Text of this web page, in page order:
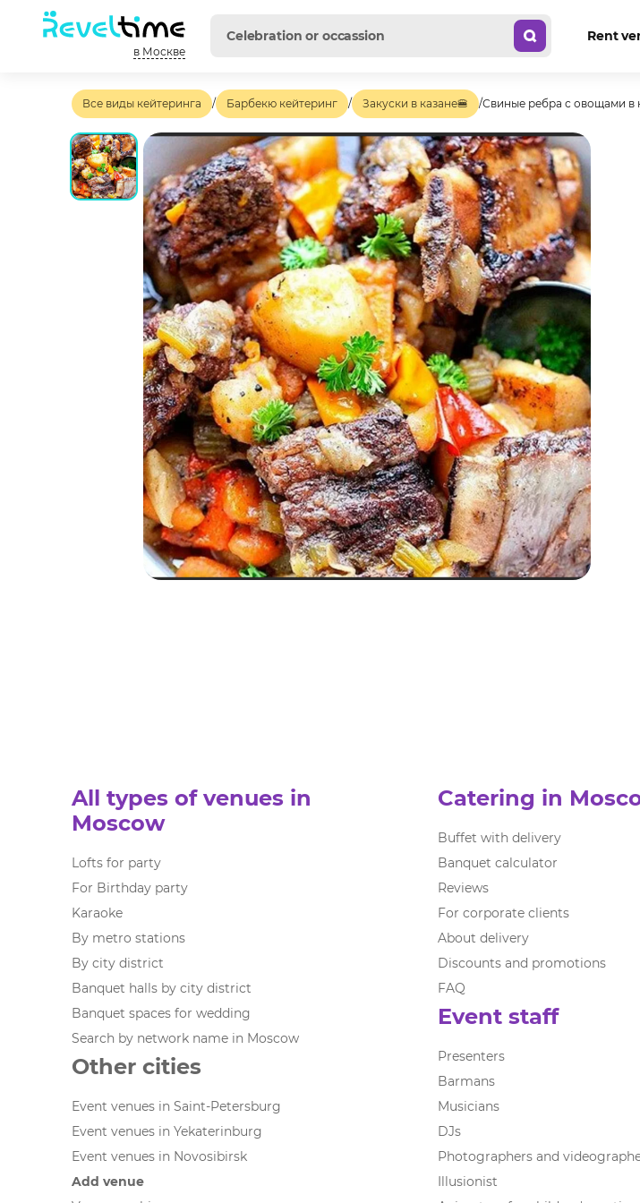
в Москве
Rent
Все виды кейтеринга / Барбекю кейтеринг / Закуски в казане🍔 /Свиные ребра с овощами в
All types of venues in
Moscow
Lofts for party
For Birthday party
Karaoke
By metro stations
By city district
Banquet halls by city district
Banquet spaces for wedding
Search by network name in Moscow
Other cities
Event venues in Saint-Petersburg
Event venues in Yekaterinburg
Event venues in Novosibirsk
Add venue
Catering in
Buffet with delivery
Banquet calculator
Reviews
For corporate clients
About delivery
Discounts and promotions
FAQ
Event staff
Presenters
Barmans
Musicians
DJs
Photographers and
Illusionist